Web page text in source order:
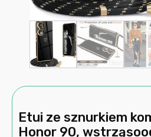
Etui ze sznurkiem
Honor 90,